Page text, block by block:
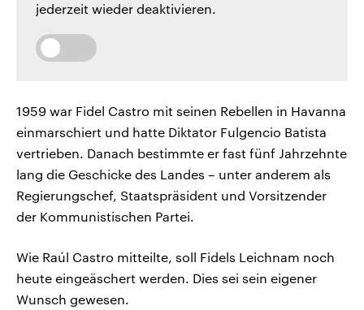
jederzeit wieder deaktivieren.
1959 war Fidel Castro mit seinen Rebellen in Havanna
einmarschiert und hatte Diktator Fulgencio Batista
vertrieben. Danach bestimmte er fast fünf Jahrzehnte
lang die Geschicke des Landes – unter anderem als
Regierungschef, Staatspräsident und Vorsitzender
der Kommunistischen Partei.
Wie Raúl Castro mitteilte, soll Fidels Leichnam noch
heute eingeäschert werden. Dies sei sein eigener
Wunsch gewesen.